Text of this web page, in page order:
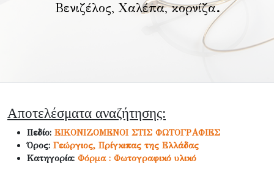
Βενιζέλος, Χαλέπα, κορνίζα.
Αποτελέσματα αναζήτησης:
Πεδίο: ΕΙΚΟΝΙΖΟΜΕΝΟΙ ΣΤΙΣ ΦΩΤΟΓΡΑΦΙΕΣ
Όρος: Γεώργιος, Πρίγκιπας της Ελλάδας
Κατηγορία: Φόρμα : Φωτογραφικό υλικό